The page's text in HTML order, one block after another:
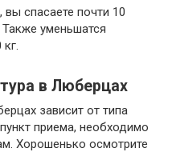
вы спасаете почти 10
уменьшатся
в Люберцах
зависит от типа
приема, необходимо
Хорошенько осмотрите